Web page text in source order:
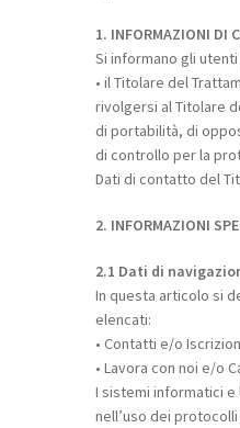
1. INFORMAZIONI DI
Si informano gli
• il Titolare del
rivolgersi al Titolare
di portabilità, di
di controllo per la
Dati di contatto del
2. INFORMAZIONI
2.1 Dati di
In questa articolo si
elencati:
• Contatti e/o
• Lavora con noi e/o
I sistemi informatici
nell’uso dei